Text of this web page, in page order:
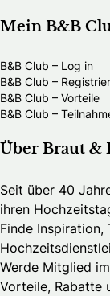
Mein B&B
B&B Club – Log in
B&B Club –
B&B Club – Vorteile
B&B Club –
Über Braut &
Seit über 40
ihren
Finde
Werde Mitglied
Vorteile, Rabatte